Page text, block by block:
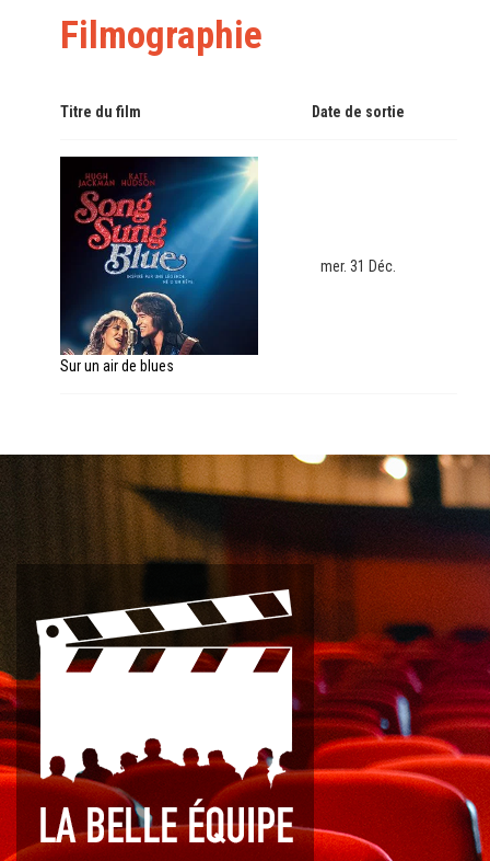
Filmographie
Titre du film Date de sortie
Sur un air de blues
mer. 31 Déc.